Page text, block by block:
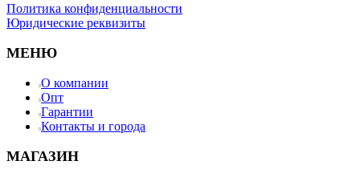
Политика конфиденциальности
Юридические реквизиты
МЕНЮ
О компании
Опт
Гарантии
Контакты и города
МАГАЗИН